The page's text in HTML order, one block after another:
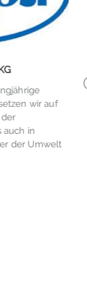
wir auf
in
Umwelt